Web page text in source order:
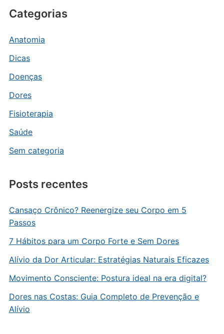
Categorias
Anatomia
Dicas
Doenças
Dores
Fisioterapia
Saúde
Sem categoria
Posts recentes
Cansaço Crônico? Reenergize seu Corpo em 5
Passos
7 Hábitos para um Corpo Forte e Sem Dores
Alívio da Dor Articular: Estratégias Naturais Eficazes
Movimento Consciente: Postura ideal na era digital?
Dores nas Costas: Guia Completo de Prevenção e
Alívio